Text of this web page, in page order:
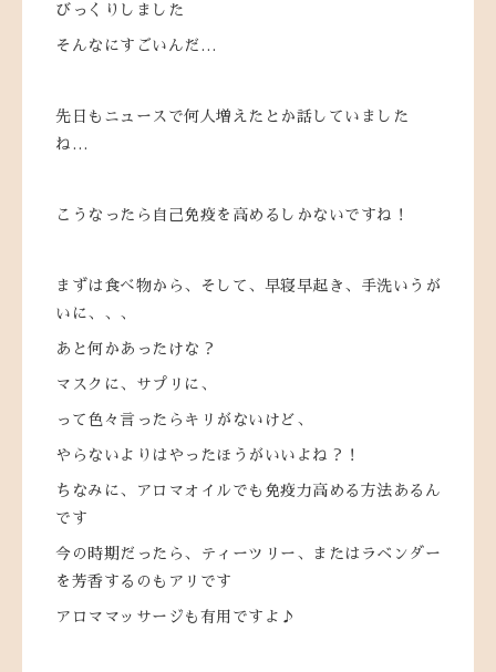
びっくりしました
そんなにすごいんだ…
先日もニュースで何人増えたとか話していました
ね…
こうなったら自己免疫を高めるしかないですね！
まずは食べ物から、そして、早寝早起き、手洗いうが
いに、、、
あと何かあったけな？
マスクに、サプリに、
って色々言ったらキリがないけど、
やらないよりはやったほうがいいよね？！
ちなみに、アロマオイルでも免疫力高める方法あるん
です
今の時期だったら、ティーツリー、またはラベンダー
を芳香するのもアリです
アロママッサージも有用ですよ♪